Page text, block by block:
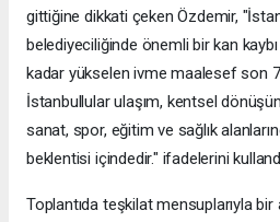
gittiğine dikkati çeken Özdemir,
belediyeciliğinde önemli bir kan
kadar yükselen ivme maalesef son
İstanbullular ulaşım, kentsel
sanat, spor, eğitim ve sağlık
beklentisi içindedir." ifadelerini
Toplantıda teşkilat mensuplarıyla